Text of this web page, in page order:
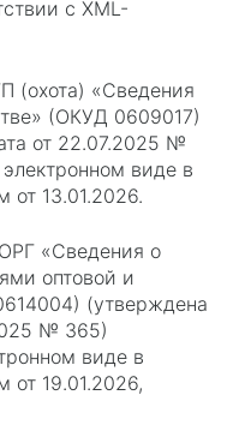
с XML-
(охота) «Сведения
(ОКУД 0609017)
от 22.07.2025 №
виде в
от 13.01.2026.
«Сведения о
оптовой и
(утверждена
№ 365)
виде в
от 19.01.2026,